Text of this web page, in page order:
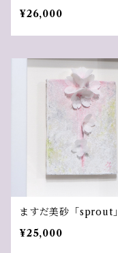
¥26,000
ますだ美砂「sprout」
¥25,000